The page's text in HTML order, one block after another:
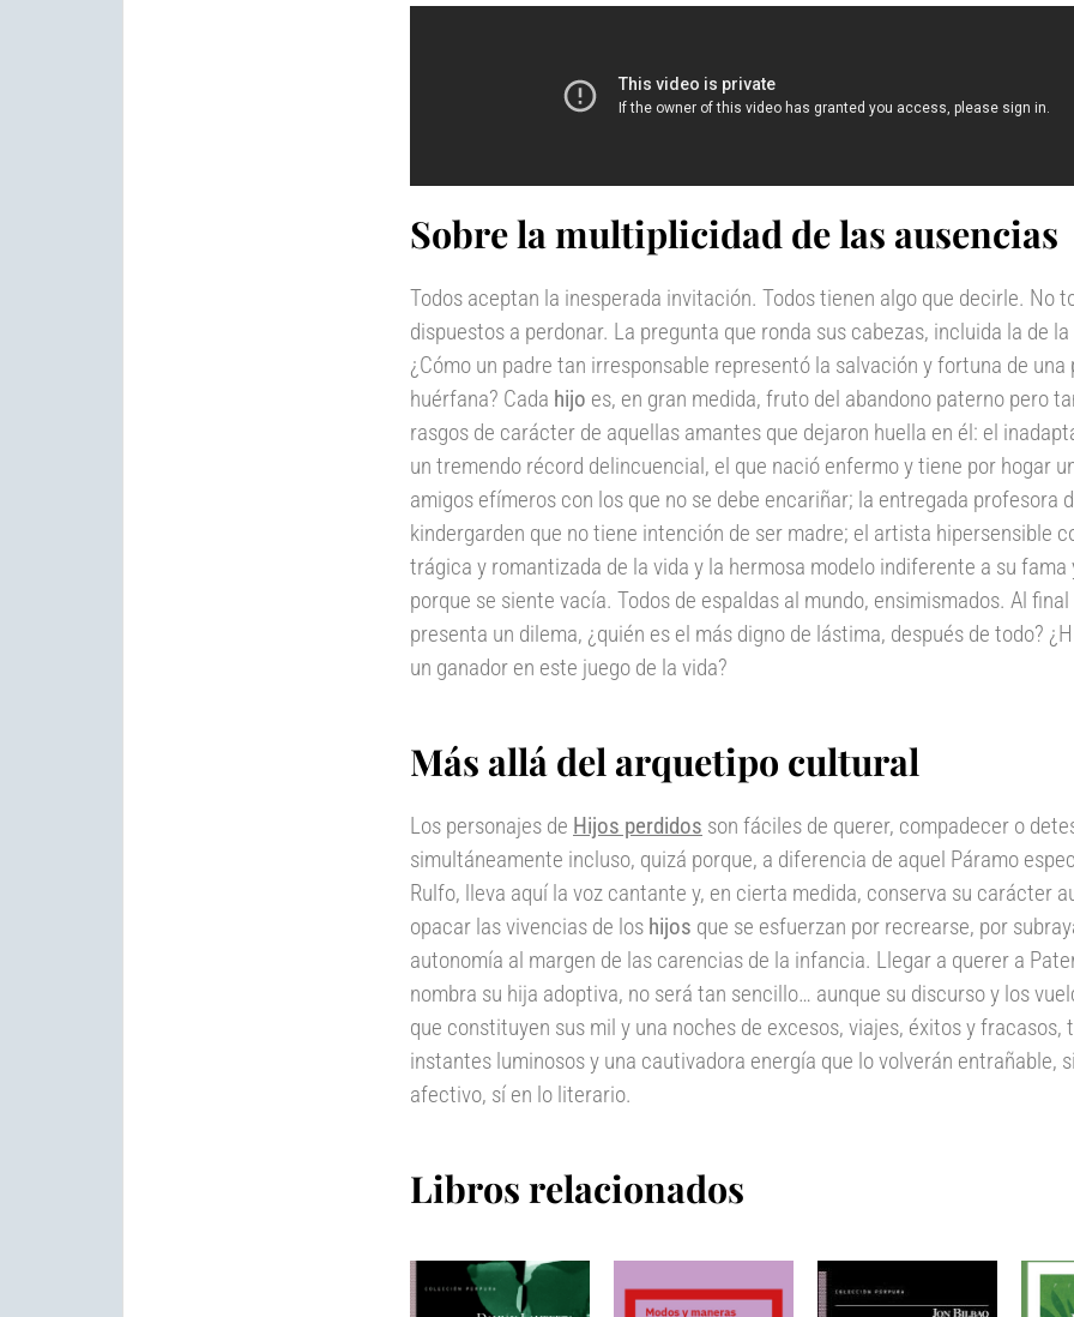
Sobre la multiplicidad de las ausencias
Todos aceptan la inesperada invitación. Todos tienen algo que decirle. No
dispuestos a perdonar. La pregunta que ronda sus cabezas, incluida la de
¿Cómo un padre tan irresponsable representó la salvación y fortuna de una
huérfana? Cada hijo es, en gran medida, fruto del abandono paterno pero
rasgos de carácter de aquellas amantes que dejaron huella en él: el
un tremendo récord delincuencial, el que nació enfermo y tiene por hogar
amigos efímeros con los que no se debe encariñar; la entregada profesora
kindergarden que no tiene intención de ser madre; el artista hipersensible
trágica y romantizada de la vida y la hermosa modelo indiferente a su fama
porque se siente vacía. Todos de espaldas al mundo, ensimismados. Al final
presenta un dilema, ¿quién es el más digno de lástima, después de todo?
un ganador en este juego de la vida?
Más allá del arquetipo cultural
Los personajes de Hijos perdidos son fáciles de querer, compadecer o
simultáneamente incluso, quizá porque, a diferencia de aquel Páramo
Rulfo, lleva aquí la voz cantante y, en cierta medida, conserva su carácter
opacar las vivencias de los hijos que se esfuerzan por recrearse, por
autonomía al margen de las carencias de la infancia. Llegar a querer a
nombra su hija adoptiva, no será tan sencillo… aunque su discurso y los
que constituyen sus mil y una noches de excesos, viajes, éxitos y fracasos,
instantes luminosos y una cautivadora energía que lo volverán entrañable,
afectivo, sí en lo literario.
Libros relacionados